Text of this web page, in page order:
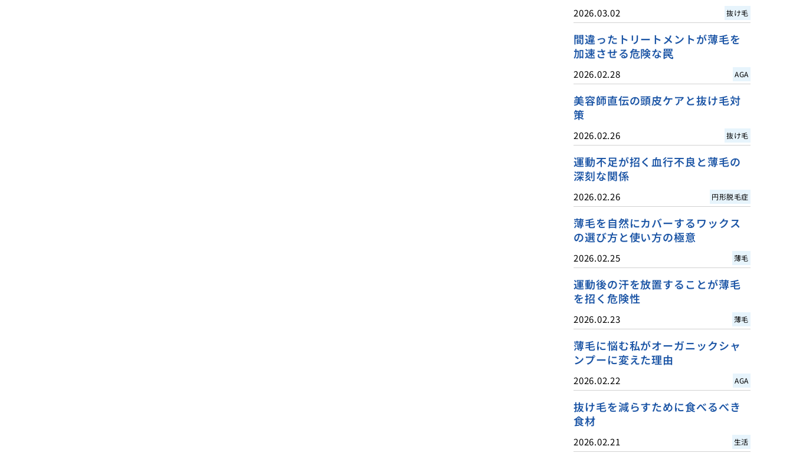
2026.03.02 抜け毛
間違ったトリートメントが薄毛を
加速させる危険な罠
2026.02.28 AGA
美容師直伝の頭皮ケアと抜け毛対
策
2026.02.26 抜け毛
運動不足が招く血行不良と薄毛の
深刻な関係
2026.02.26 円形脱毛症
薄毛を自然にカバーするワックス
の選び方と使い方の極意
2026.02.25 薄毛
運動後の汗を放置することが薄毛
を招く危険性
2026.02.23 薄毛
薄毛に悩む私がオーガニックシャ
ンプーに変えた理由
2026.02.22 AGA
抜け毛を減らすために食べるべき
食材
2026.02.21 生活